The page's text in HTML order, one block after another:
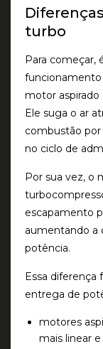
turbo
Para começar,
funcionamento
motor aspirado
Ele suga o ar
combustão por
no ciclo de
Por sua vez, o
escapamento
aumentando a
potência.
Essa
entrega de
motores
mais linear